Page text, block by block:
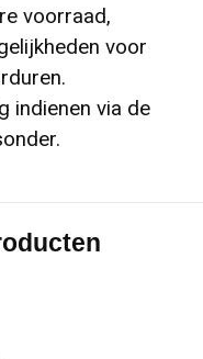
voorraad,
voor
indienen via de